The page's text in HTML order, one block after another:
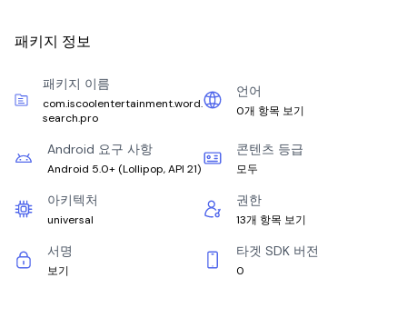
패키지 정보
패키지 이름
com.iscoolentertainment.word.
search.pro
언어
0개 항목 보기
Android 요구 사항
Android 5.0+ (Lollipop, API 21)
콘텐츠 등급
모두
아키텍처
universal
권한
13개 항목 보기
서명
보기
타겟 SDK 버전
0